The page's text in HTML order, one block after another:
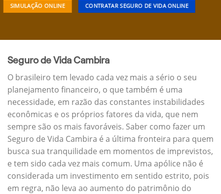
SIMULAÇÃO ONLINE CONTRATAR SEGURO DE VIDA ONLINE
Seguro de Vida Cambira
O brasileiro tem levado cada vez mais a sério o seu
planejamento financeiro, o que também é uma
necessidade, em razão das constantes instabilidades
econômicas e os próprios fatores da vida, que nem
sempre são os mais favoráveis. Saber como fazer um
Seguro de Vida Cambira é a última fronteira para quem
busca sua tranquilidade em momentos de imprevistos,
e tem sido cada vez mais comum. Uma apólice não é
considerada um investimento em sentido estrito, pois
em regra, não leva ao aumento do patrimônio do